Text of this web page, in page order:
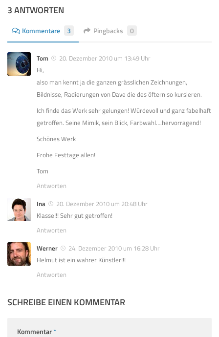
3 ANTWORTEN
Kommentare 3 Pingbacks 0
Tom
20. Dezember 2010 um 13:49 Uhr
Hi,
also man kennt ja die ganzen grässlichen Zeichnungen,
Bildnisse, Radierungen von Dave die des öftern so kursieren.
Ich finde das Werk sehr gelungen! Würdevoll und ganz fabelhaft
getroffen. Seine Mimik, sein Blick, Farbwahl….hervorragend!
Schönes Werk
Frohe Festtage allen!
Tom
Antworten
Ina
20. Dezember 2010 um 20:48 Uhr
Klasse!!! Sehr gut getroffen!
Antworten
Werner
24. Dezember 2010 um 16:28 Uhr
Helmut ist ein wahrer Künstler!!!
Antworten
SCHREIBE EINEN KOMMENTAR
Kommentar*